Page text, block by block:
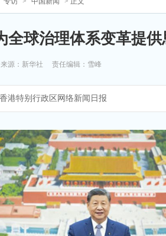
全球治理体系变革提
来源： 新华社 责任编辑：雪峰
特别行政区网络新闻日报